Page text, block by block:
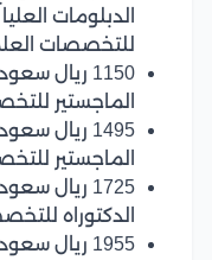
الدبلومات
للتخصصات
1150 ريال
الماجستير
1495 ريال
الماجستير
1725 ريال
الدكتوراه
1955 ريال